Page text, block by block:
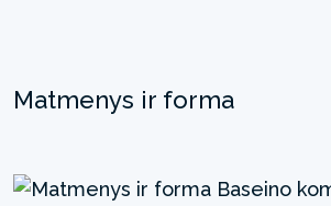
Matmenys ir forma